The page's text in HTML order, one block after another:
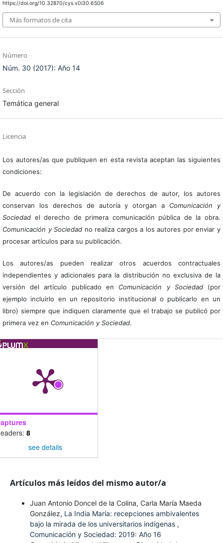
https://doi.org/10.32870/cys.v0i30.6506
Más formatos de cita
Número
Núm. 30 (2017): Año 14
Sección
Temática general
Licencia
Los autores/as que publiquen en esta revista aceptan las siguientes
condiciones:
De acuerdo con la legislación de derechos de autor, los autores
conservan los derechos de autoría y otorgan a Comunicación y
Sociedadel derecho de primera comunicación pública de la obra.
Comunicación y Sociedad no realiza cargos a los autores por enviar y
procesar artículos para su publicación.
Los autores/as pueden realizar otros acuerdos contractuales
independientes y adicionales para la distribución no exclusiva de la
versión del artículo publicado en Comunicación y Sociedad(por
ejemplo incluirlo en un repositorio institucional o publicarlo en un
libro) siempre que indiquen claramente que el trabajo se publicó por
primera vez en Comunicación y Sociedad.
8
see details
Artículos más leídos del mismo autor/a
Juan Antonio Doncel de la Colina, Carla María Maeda
González, La India María: recepciones ambivalentes
bajo la mirada de los universitarios indígenas ,
Comunicación y Sociedad: 2019: Año 16